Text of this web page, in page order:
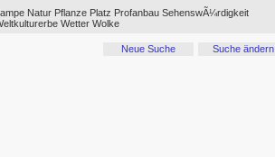
Natur Pflanze Platz Profanbau SehenswÃ¼rdigkeit
Wetter Wolke
Neue Suche Suche ändern